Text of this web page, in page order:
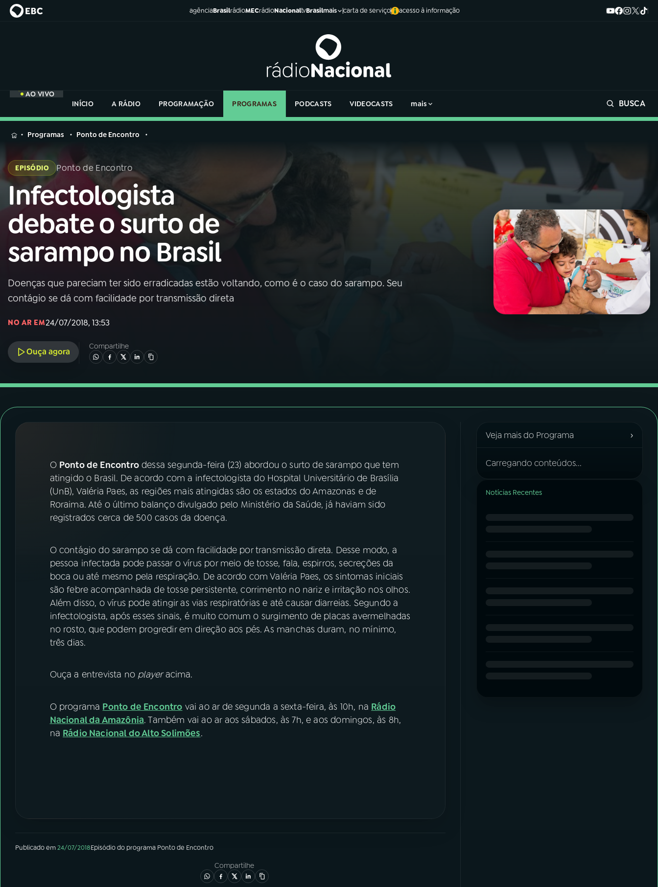
agênciaBrasilrádioMECrádioNacionaltvBrasilmais carta de serviço acesso à informação
AO VIVO
INÍCIO
A RÁDIO PROGRAMAÇÃO PROGRAMAS PODCASTS VIDEOCASTS mais BUSCA
MENU
Buscar
na
Rádio
Nacional
01INÍCIO
A RÁDIO
04PROGRAMAS
06VIDEOCASTS
FESTIVAL DE MÚSICA
ACOMPANHE A RÁDIO NACIONAL
Instagram X
na
Rádio
Nacional
Programas Ponto de Encontro
EPISÓDIO Ponto de Encontro
Infectologista
debate o surto de
sarampo no Brasil
Doenças que pareciam ter sido erradicadas estão voltando, como é o caso do sarampo. Seu
contágio se dá com facilidade por transmissão direta
NO AR EM24/07/2018, 13:53
Ouça agora
Compartilhe
O Ponto de Encontrodessa segunda-feira (23) abordou o surto de sarampo que tem
atingido o Brasil. De acordo com a infectologista do Hospital Universitário de Brasília
(UnB), Valéria Paes, as regiões mais atingidas são os estados do Amazonas e de
Roraima. Até o último balanço divulgado pelo Ministério da Saúde, já haviam sido
registrados cerca de 500 casos da doença.
O contágio do sarampo se dá com facilidade por transmissão direta. Desse modo, a
pessoa infectada pode passar o vírus por meio de tosse, fala, espirros, secreções da
boca ou até mesmo pela respiração. De acordo com Valéria Paes, os sintomas iniciais
são febre acompanhada de tosse persistente, corrimento no nariz e irritação nos olhos.
Além disso, o vírus pode atingir as vias respiratórias e até causar diarreias. Segundo a
infectologista, após esses sinais, é muito comum o surgimento de placas avermelhadas
no rosto, que podem progredir em direção aos pés. As manchas duram, no mínimo,
três dias.
Ouça a entrevista no playeracima.
O programa Ponto de Encontro vai ao ar de segunda a sexta-feira, às 10h, na Rádio
Nacional da Amazônia. Também vai ao ar aos sábados, às 7h, e aos domingos, às 8h,
na Rádio Nacional do Alto Solimões.
Publicado em24/07/2018Episódiodo programa Ponto de Encontro
Compartilhe
Veja mais do Programa ›
Carregando conteúdos...
Notícias Recentes